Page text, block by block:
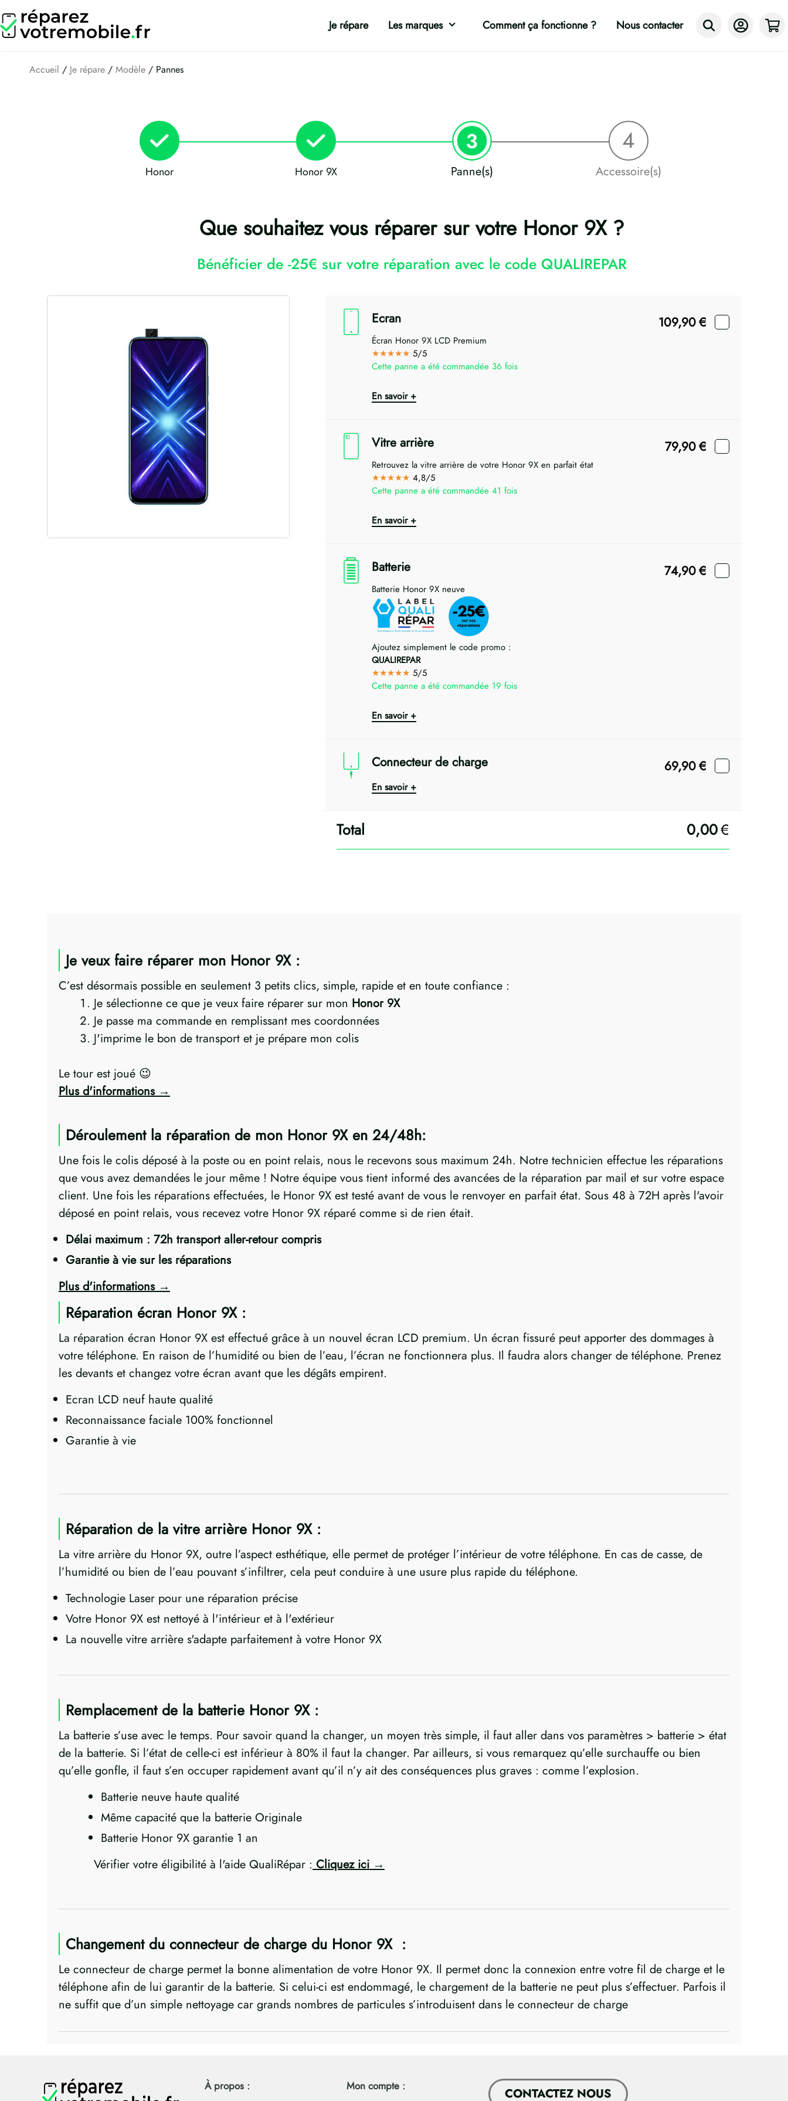
au
contenu Je répare Les marques Comment ça fonctionne ? Nous contacter
Accueil / Je répare / Modèle / Pannes
Honor Honor 9X Panne(s) Accessoire(s)
Que souhaitez vous réparer sur votre Honor 9X ?
Bénéficier de -25€ sur votre réparation avec le code QUALIREPAR
Ecran 109,90€
Écran Honor 9X LCD Premium
★★★★★ 5/5
Cette panne a été commandée 36 fois
En savoir +
Vitre arrière 79,90€
Retrouvez la vitre arrière de votre Honor 9X en parfait état
★★★★★ 4,8/5
Cette panne a été commandée 41 fois
En savoir +
Batterie 74,90€
Batterie Honor 9X neuve
Ajoutez simplement le code promo :
QUALIREPAR
★★★★★ 5/5
Cette panne a été commandée 19 fois
En savoir +
Connecteur de charge 69,90€
En savoir +
0,00€
Je veux faire réparer mon Honor 9X :
C’est désormais possible en seulement 3 petits clics, simple, rapide et en toute confiance :
Je sélectionne ce que je veux faire réparer sur mon Honor 9X
Je passe ma commande en remplissant mes coordonnées
J'imprime le bon de transport et je prépare mon colis
Le tour est joué 😉
Plus d'informations
Déroulement la réparation de mon Honor 9X en 24/48h:
Une fois le colis déposé à la poste ou en point relais, nous le recevons sous maximum 24h. Notre technicien effectue les réparations
que vous avez demandées le jour même ! Notre équipe vous tient informé des avancées de la réparation par mail et sur votre espace
client. Une fois les réparations effectuées, le Honor 9X est testé avant de vous le renvoyer en parfait état. Sous 48 à 72H après l'avoir
déposé en point relais, vous recevez votre Honor 9X réparé comme si de rien était.
Délai maximum : 72h transport aller-retour compris
Garantie à vie sur les réparations
Plus d'informations
Réparation écran Honor 9X :
La réparation écran Honor 9X est effectué grâce à un nouvel écran LCD premium. Un écran fissuré peut apporter des dommages à
votre téléphone. En raison de l’humidité ou bien de l’eau, l’écran ne fonctionnera plus. Il faudra alors changer de téléphone. Prenez
les devants et changez votre écran avant que les dégâts empirent.
Ecran LCD neuf haute qualité
Reconnaissance faciale 100% fonctionnel
Garantie à vie
Réparation de la vitre arrière Honor 9X :
La vitre arrière du Honor 9X, outre l’aspect esthétique, elle permet de protéger l’intérieur de votre téléphone. En cas de casse, de
l’humidité ou bien de l’eau pouvant s’infiltrer, cela peut conduire à une usure plus rapide du téléphone.
Technologie Laser pour une réparation précise
Votre Honor 9X est nettoyé à l'intérieur et à l'extérieur
La nouvelle vitre arrière s'adapte parfaitement à votre Honor 9X
Remplacement de la batterie Honor 9X :
La batterie s’use avec le temps. Pour savoir quand la changer, un moyen très simple, il faut aller dans vos paramètres > batterie > état
de la batterie. Si l’état de celle-ci est inférieur à 80% il faut la changer. Par ailleurs, si vous remarquez qu’elle surchauffe ou bien
qu’elle gonfle, il faut s’en occuper rapidement avant qu’il n’y ait des conséquences plus graves : comme l’explosion.
Batterie neuve haute qualité
Même capacité que la batterie Originale
Batterie Honor 9X garantie 1 an
Vérifier votre éligibilité à l'aide QualiRépar :Cliquez ici
Changement du connecteur de charge du Honor 9X :
Le connecteur de charge permet la bonne alimentation de votre Honor 9X. Il permet donc la connexion entre votre fil de charge et le
téléphone afin de lui garantir de la batterie. Si celui-ci est endommagé, le chargement de la batterie ne peut plus s’effectuer. Parfois il
ne suffit que d’un simple nettoyage car grands nombres de particules s’introduisent dans le connecteur de charge
À propos : Mon compte : CONTACTEZ NOUS